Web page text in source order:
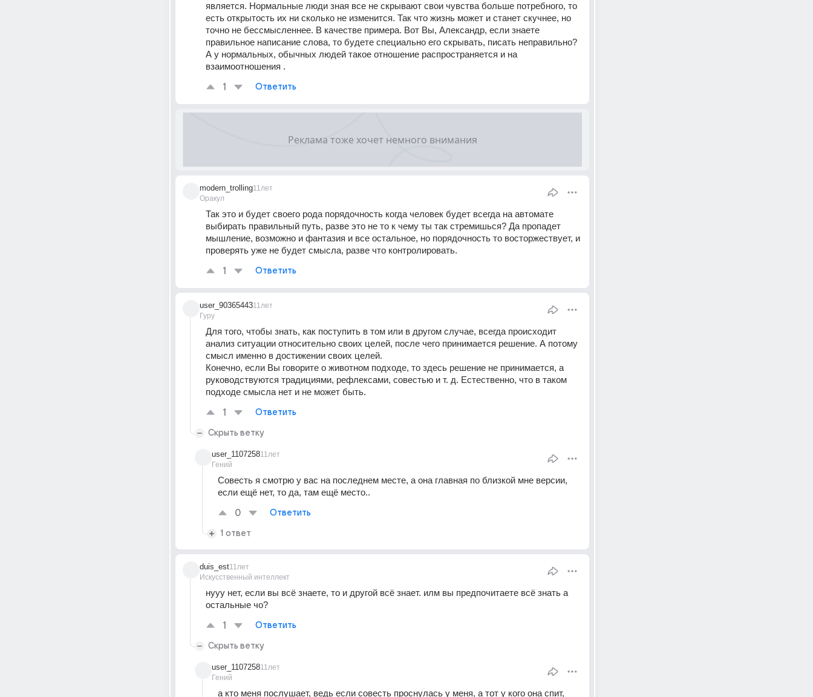
является. Нормальные люди зная все не скрывают свои чувства больше потребного, то
есть открытость их ни сколько не изменится. Так что жизнь может и станет скучнее, но
точно не бессмысленнее. В качестве примера. Вот Вы, Александр, если знаете
правильное написание слова, то будете специально его скрывать, писать неправильно?
А у нормальных, обычных людей такое отношение распространяется и на
взаимоотношения .
1 Ответить
modern_trolling
Оракул
11лет
Так это и будет своего рода порядочность когда человек будет всегда на автомате
выбирать правильный путь, разве это не то к чему ты так стремишься? Да пропадет
мышление, возможно и фантазия и все остальное, но порядочность то восторжествует, и
проверять уже не будет смысла, разве что контролировать.
1 Ответить
user_90365443
Гуру
11лет
Для того, чтобы знать, как поступить в том или в другом случае, всегда происходит
анализ ситуации относительно своих целей, после чего принимается решение. А потому
смысл именно в достижении своих целей.
Конечно, если Вы говорите о животном подходе, то здесь решение не принимается, а
руководствуются традициями, рефлексами, совестью и т. д. Естественно, что в таком
подходе смысла нет и не может быть.
1 Ответить
Скрыть ветку
user_1107258
Гений
11лет
Совесть я смотрю у вас на последнем месте, а она главная по близкой мне версии,
если ещё нет, то да, там ещё место..
0 Ответить
1 ответ
duis_est
Искусственный интеллект
11лет
нууу нет, если вы всё знаете, то и другой всё знает. илм вы предпочитаете всё знать а
остальные чо?
1 Ответить
Скрыть ветку
user_1107258
Гений
11лет
а кто меня послушает, ведь если совесть проснулась у меня, а тот у кого она спит,